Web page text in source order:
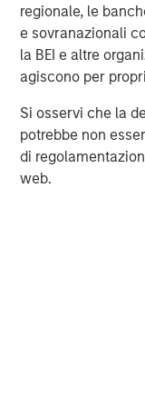
regionale, le
e sovranazionali
la BEI e altre
agiscono per
Si osservi che la
potrebbe non
di
web.
Morgan Stanley
services firm
banking,
management
Firm’s employees
corporations,
For further
https://